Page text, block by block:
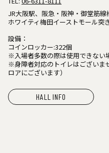
JR大阪駅、阪急・阪神・御堂筋
ホワイティ梅田イーストモール突
設備：
コインロッカー:322個
※入場者多数の際は使用できない
※身障者対応のトイレはございま
ロアにございます）
HALL INFO